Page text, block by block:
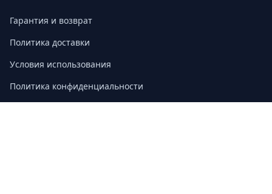
Гарантия и возврат
Политика доставки
Условия использования
Политика конфиденциальности